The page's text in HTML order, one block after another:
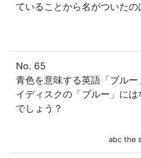
ていることから名がついたの
No. 65
青色を意味する英語「ブル
イディスクの「ブルー」に
でしょう？
abc the